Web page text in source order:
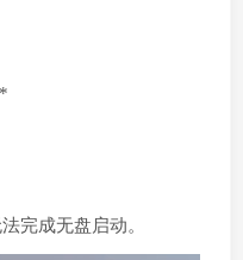
完成无盘启动。